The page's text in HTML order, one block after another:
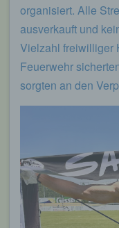
organisiert. Alle
ausverkauft und
Vielzahl freiwilliger
Feuerwehr
sorgten an den